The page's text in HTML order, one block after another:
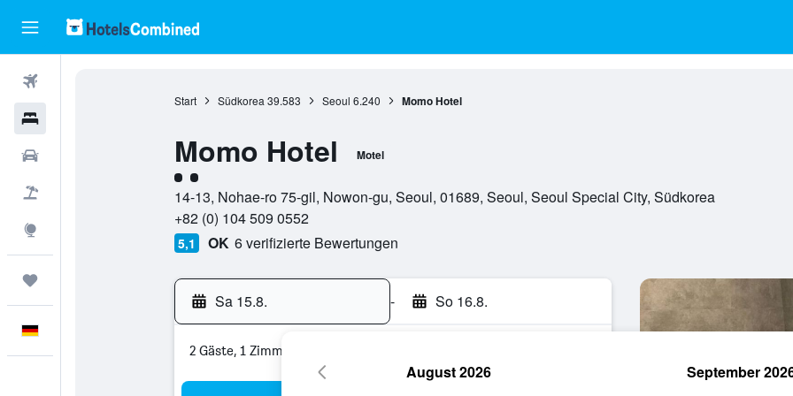
Start Südkorea 39.583 Seoul 6.240 Momo Hotel
Momo Hotel Motel
Bewertungskategorie 2
14-13, Nohae-ro 75-gil, Nowon-gu, Seoul, 01689, Seoul, Seoul Special City, Südkorea
+82 (0) 104 509 0552
5,1 OK 6 verifizierte Bewertungen
Sa 15.8. - So 16.8.
2 Gäste, 1 Zimmer
August 2026 September